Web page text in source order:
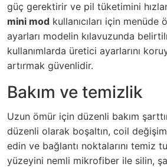
güç gerektirir ve pil tüketimini
mini mod kullanıcıları için menüde
ayarları modelin kılavuzunda
kullanımlarda üretici ayarlarını
artırmak güvenlidir.
Bakım ve temizlik
Uzun ömür için düzenli bakım
düzenli olarak boşaltın, coil değişim
edin ve bağlantı noktalarını temiz
yüzeyini nemli mikrofiber ile silin,